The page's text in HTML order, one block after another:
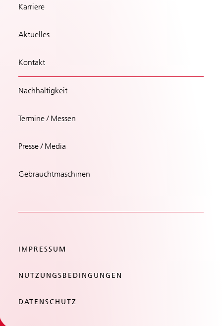
Karriere
Aktuelles
Kontakt
Nachhaltigkeit
Termine / Messen
Presse / Media
Gebrauchtmaschinen
IMPRESSUM
NUTZUNGSBEDINGUNGEN
DATENSCHUTZ